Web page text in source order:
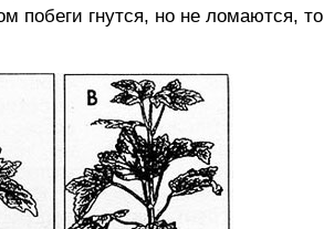
побеги гнутся, но не ломаются, то